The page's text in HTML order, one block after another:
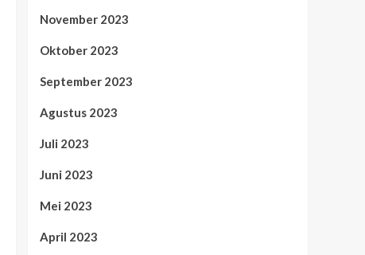
November 2023
Oktober 2023
September 2023
Agustus 2023
Juli 2023
Juni 2023
Mei 2023
April 2023